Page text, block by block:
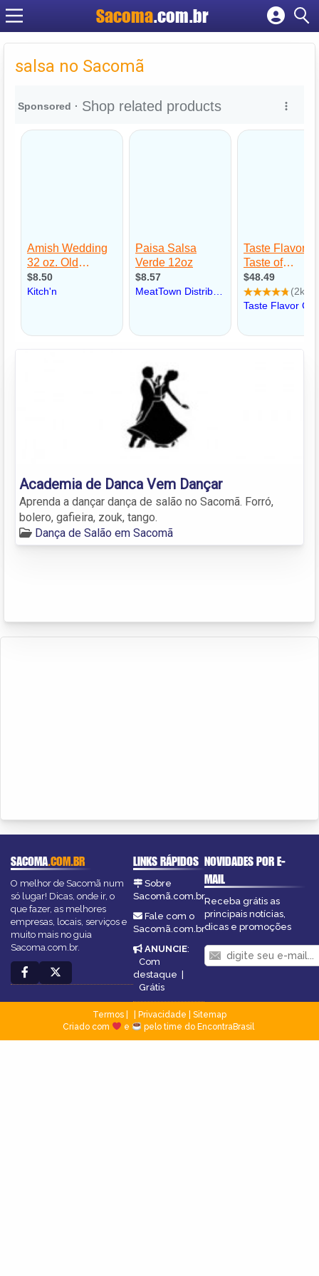
Sacoma.com.br
Cadastrar empresa
salsa no Sacomã
Academia de Danca Vem Dançar
Aprenda a dançar dança de salão no Sacomã. Forró,
bolero, gafieira, zouk, tango.
Dança de Salão em Sacomã
SACOMA.COM.BR
O melhor de Sacomã num
só lugar! Dicas, onde ir, o
que fazer, as melhores
empresas, locais, serviços e
muito mais no guia
Sacoma.com.br.
LINKS RÁPIDOS
Sobre
Sacomã.com.br
Fale com o
Sacomã.com.br
ANUNCIE:
Com
destaque |
Grátis
NOVIDADES POR E-
MAIL
Receba grátis as
principais notícias,
dicas e promoções
Termos Privacidade
Sitemap
Criado com
e pelo time do EncontraBrasil